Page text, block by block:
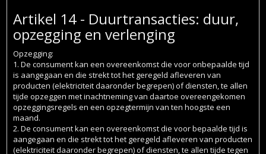
Artikel 14 - Duurtransacties: duur,
opzegging en verlenging
Opzegging:
1. De consument kan een overeenkomst die voor onbepaalde tijd
is aangegaan en die strekt tot het geregeld afleveren van
producten (elektriciteit daaronder begrepen) of diensten, te allen
tijde opzeggen met inachtneming van daartoe overeengekomen
opzeggingsregels en een opzegtermijn van ten hoogste een
maand.
2. De consument kan een overeenkomst die voor bepaalde tijd is
aangegaan en die strekt tot het geregeld afleveren van producten
(elektriciteit daaronder begrepen) of diensten, te allen tijde tegen